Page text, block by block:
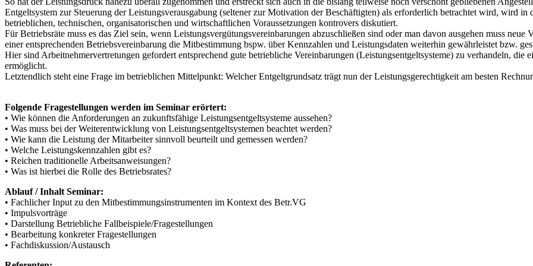
Entgeltsystem zur Steuerung der Leistungsverausgabung (seltener zur Motivation der Beschäftigten) als erforderlich betrachtet wird, wird
betrieblichen, technischen, organisatorischen und wirtschaftlichen Voraussetzungen kontrovers diskutiert.
Für Betriebsräte muss es das Ziel sein, wenn Leistungsvergütungsvereinbarungen abzuschließen sind oder man davon ausgehen muss neue
einer entsprechenden Betriebsvereinbarung die Mitbestimmung bspw. über Kennzahlen und Leistungsdaten weiterhin gewährleistet bzw.
Hier sind Arbeitnehmervertretungen gefordert entsprechend gute betriebliche Vereinbarungen (Leistungsentgeltsysteme) zu verhandeln, die
ermöglicht.
Letztendlich steht eine Frage im betrieblichen Mittelpunkt: Welcher Entgeltgrundsatz trägt nun der Leistungsgerechtigkeit am besten
Folgende Fragestellungen werden im Seminar erörtert:
• Wie können die Anforderungen an zukunftsfähige Leistungsentgeltsysteme aussehen?
• Was muss bei der Weiterentwicklung von Leistungsentgeltsystemen beachtet werden?
• Wie kann die Leistung der Mitarbeiter sinnvoll beurteilt und gemessen werden?
• Welche Leistungskennzahlen gibt es?
• Reichen traditionelle Arbeitsanweisungen?
• Was ist hierbei die Rolle des Betriebsrates?
Ablauf / Inhalt Seminar:
• Fachlicher Input zu den Mitbestimmungsinstrumenten im Kontext des Betr.VG
• Impulsvorträge
• Darstellung Betriebliche Fallbeispiele/Fragestellungen
• Bearbeitung konkreter Fragestellungen
• Fachdiskussion/Austausch